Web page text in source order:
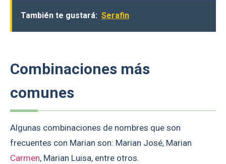
También te gustará: Serafin
Combinaciones más
comunes
Algunas combinaciones de nombres que son
frecuentes con Marian son: Marian José, Marian
Carmen, Marian Luisa, entre otros.